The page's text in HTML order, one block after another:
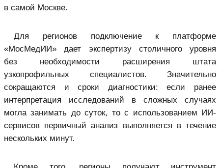
в самой Москве.
Для регионов подключение к платформе
«МосМедИИ» дает экспертизу столичного уровня
без необходимости расширения штата
узкопрофильных специалистов. Значительно
сокращаются и сроки диагностики: если ранее
интерпретация исследований в сложных случаях
могла занимать до суток, то с использованием ИИ-
сервисов первичный анализ выполняется в течение
нескольких минут.